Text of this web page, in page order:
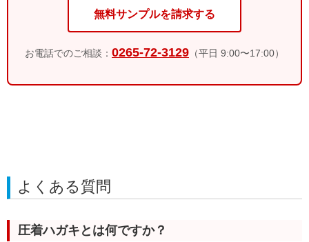
無料サンプルを請求する
お電話でのご相談： 0265-72-3129 （平日 9:00〜17:00）
よくある質問
圧着ハガキとは何ですか？